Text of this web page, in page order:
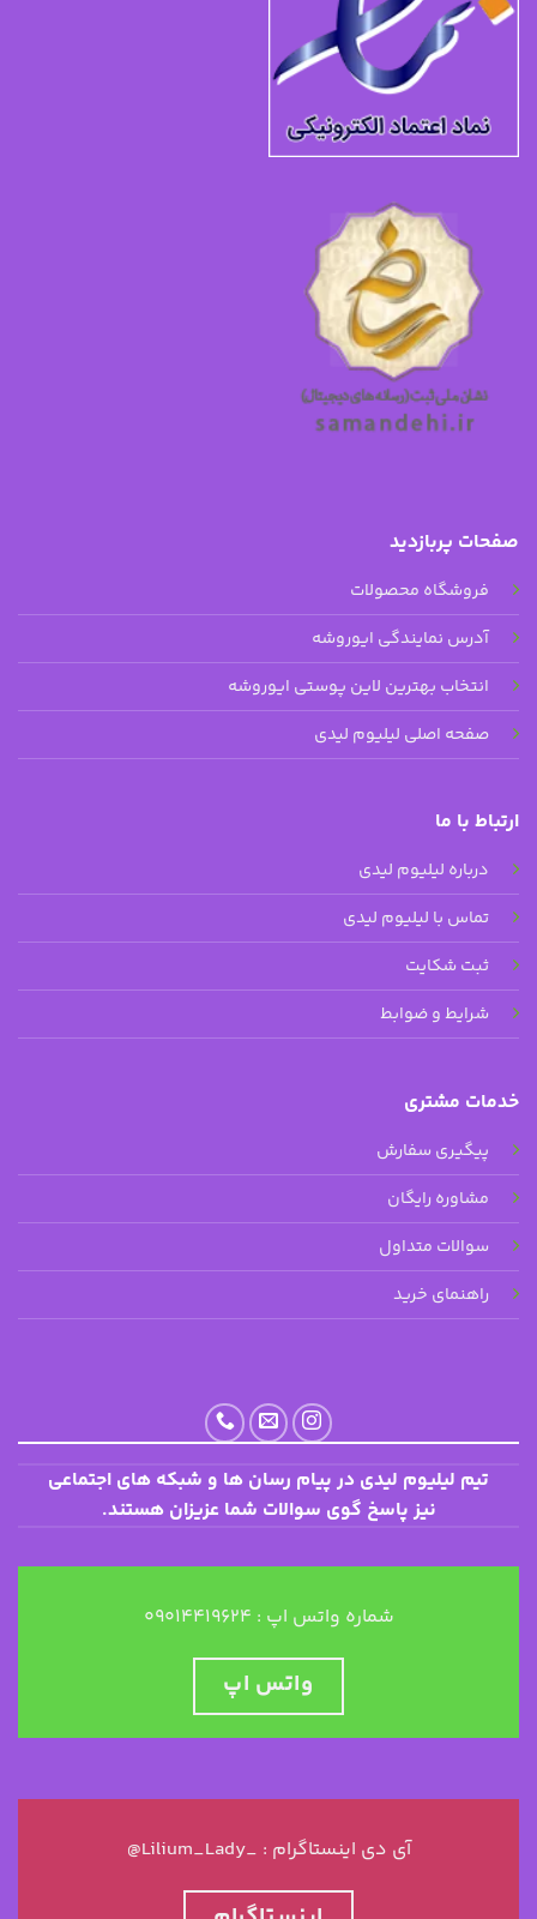
ارتباط با ما
درباره لیلیوم لیدی
تماس با لیلیوم لیدی
ثبت شکایت
شرایط و ضوابط
خدمات مشتری
پیگیری سفارش
مشاوره رایگان
سوالات متداول
راهنمای خرید
صفحات پربازدید
فروشگاه محصولات
آدرس نمایندگی ایوروشه
انتخاب بهترین لاین پوستی ایوروشه
صفحه اصلی لیلیوم لیدی
تیم لیلیوم لیدی در پیام رسان ها و شبکه های اجتماعی
نیز پاسخ گوی سوالات شما عزیزان هستند.
شماره واتس اپ : ۰۹۰۱۴۴۱۹۶۲۴
واتس اپ
@Lilium_Lady_ : آی دی اینستاگرام